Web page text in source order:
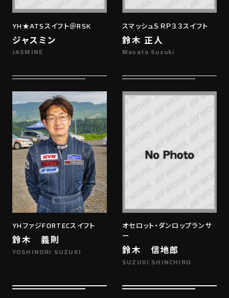
YH★ATSスイフト＠RSK
ジャスミン
JASMINE
スマッシュＳＲＰ３３スイフト
鈴木 正人
Masato Suzuki
YHファジFORTECスイフト
鈴木 義則
YOSHINORI SUZUKI
オセロット・ダンロップランサ
ー
鈴木 信地郎
SUZUKI SHINCHIRO